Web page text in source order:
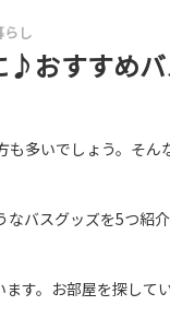
らし
♪おすすめ
多いでしょう。そん
バスグッズを5つ紹
す。お部屋を探して